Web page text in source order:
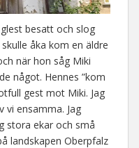
besatt och slog
åka kom en äldre
när hon såg Miki
något. Hennes ”kom
gest mot Miki. Jag
vi ensamma. Jag
stora ekar och små
landskapen Oberpfalz